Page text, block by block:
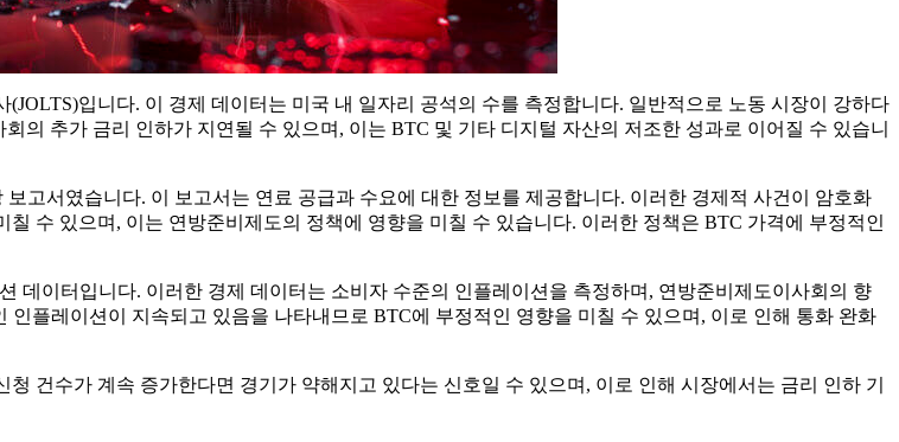
입니다. 이 경제 데이터는 미국 내 일자리 공석의 수를 측정합니다. 일반적으로 노동 시장이 강하다
의 추가 금리 인하가 지연될 수 있으며, 이는 BTC 및 기타 디지털 자산의 저조한 성과로 이어질 수 있습니
고서였습니다. 이 보고서는 연료 공급과 수요에 대한 정보를 제공합니다. 이러한 경제적 사건이 암호화
수 있으며, 이는 연방준비제도의 정책에 영향을 미칠 수 있습니다. 이러한 정책은 BTC 가격에 부정적인
데이터입니다. 이러한 경제 데이터는 소비자 수준의 인플레이션을 측정하며, 연방준비제도이사회의 향
플레이션이 지속되고 있음을 나타내므로 BTC에 부정적인 영향을 미칠 수 있으며, 이로 인해 통화 완화
건수가 계속 증가한다면 경기가 약해지고 있다는 신호일 수 있으며, 이로 인해 시장에서는 금리 인하 기